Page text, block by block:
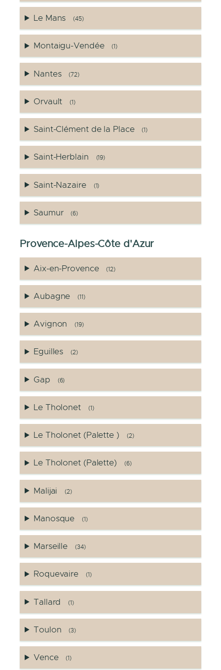
Le Mans (45)
Montaigu-Vendée (1)
Nantes (72)
Orvault (1)
Saint-Clément de la Place (1)
Saint-Herblain (19)
Saint-Nazaire (1)
Saumur (6)
Provence-Alpes-Côte d'Azur
Aix-en-Provence (12)
Aubagne (11)
Avignon (19)
Eguilles (2)
Gap (6)
Le Tholonet (1)
Le Tholonet (Palette ) (2)
Le Tholonet (Palette) (6)
Malijai (2)
Manosque (1)
Marseille (34)
Roquevaire (1)
Tallard (1)
Toulon (3)
Vence (1)